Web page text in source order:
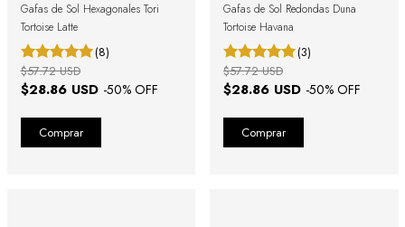
Gafas de Sol Hexagonales Tori
Tortoise Latte
(8)
$28.86 USD -50% OFF
$57.72 USD
Gafas de Sol Redondas Duna
Tortoise Havana
(3)
$28.86 USD -50% OFF
$57.72 USD